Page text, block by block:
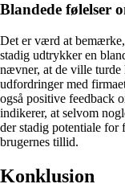
Blandede følelser
Det er værd at
stadig udtrykker en
nævner, at de ville turde
udfordringer med
også positive feedback
indikerer, at selvom
der stadig potentiale for
brugernes tillid.
Konklusion